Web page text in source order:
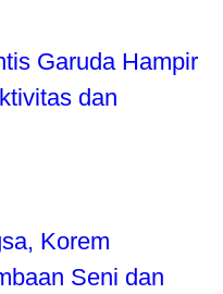
Garuda Hampir
dan
Korem
Seni dan